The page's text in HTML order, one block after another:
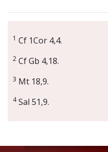
1 Cf 1Cor 4,4.
2 Cf Gb 4,18.
3 Mt 18,9.
4Sal 51,9.